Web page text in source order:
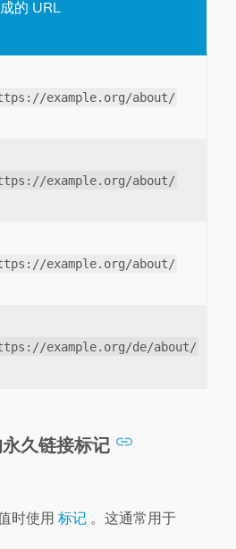
的 URL
example.org/about/
example.org/about/
example.org/about/
example.org/de/about/
久链接标记
时使用标记 。这通常用于